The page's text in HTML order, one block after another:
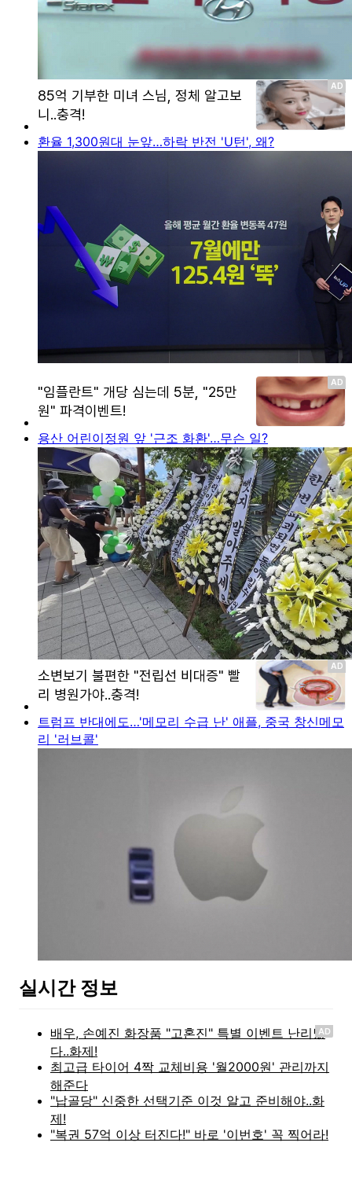
환율 1,300원대 눈앞…하락 반전 'U턴', 왜?
용산 어린이정원 앞 '근조 화환'…무슨 일?
트럼프 반대에도…'메모리 수급 난' 애플, 중국 창신메모
리 '러브콜'
실시간 정보
AD